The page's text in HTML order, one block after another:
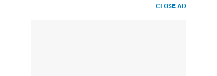
CLOSE AD